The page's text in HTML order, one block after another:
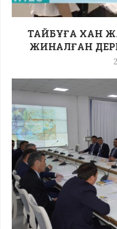
ТАЙБҰҒА ХАН
ЖИНАЛҒАН